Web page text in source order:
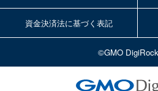
資金決済法に基づく表記
©GMO